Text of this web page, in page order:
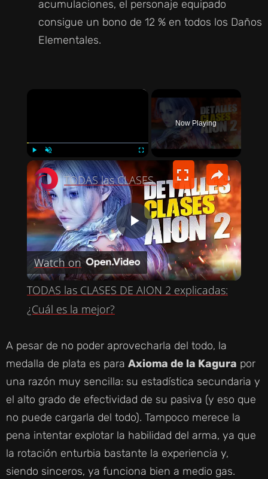
acumulaciones, el personaje equipado
consigue un bono de 12 % en todos los Daños
Elementales.
×
PLAY UNMUTE
Now Playing
×
P
L
Y
V
I
D
TODAS las CLASES DE AION 2 explicadas: ¿Cuál es la mejor?
Watch on
TODAS las CLASES DE AION 2 explicadas:
¿Cuál es la mejor?
A pesar de no poder aprovecharla del todo, la
medalla de plata es para Axioma de la Kagura por
una razón muy sencilla: su estadística secundaria y
el alto grado de efectividad de su pasiva (y eso que
no puede cargarla del todo). Tampoco merece la
pena intentar explotar la habilidad del arma, ya que
la rotación enturbia bastante la experiencia y,
siendo sinceros, ya funciona bien a medio gas.